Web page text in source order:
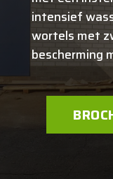
intensief
wortels met
bescherming